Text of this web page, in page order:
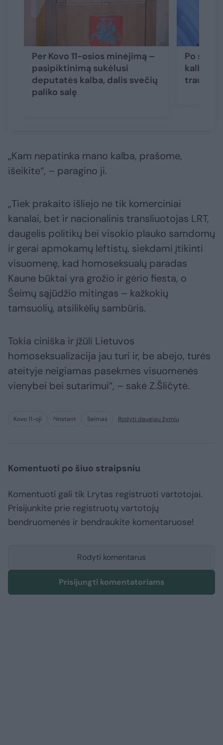
Per Kovo 11-osios minėjimą –
pasipiktinimą sukėlusi
deputatės kalba, dalis svečių
paliko salę
Po
kalbos
„Kam nepatinka mano kalba, prašome,
išeikite“, – paragino ji.
„Tiek prakaito išliejo ne tik komerciniai
kanalai, bet ir nacionalinis transliuotojas LRT,
daugelis politikų bei visokio plauko samdomų
ir gerai apmokamų leftistų, siekdami įtikinti
visuomenę, kad homoseksualų paradas
Kaune būktai yra grožio ir gėrio fiesta, o
Šeimų sąjūdžio mitingas – kažkokių
tamsuolių, atsilikėlių sambūris.
Tokia ciniška ir įžūli Lietuvos
homoseksualizacija jau turi ir, be abejo, turės
ateityje neigiamas pasekmes visuomenės
vienybei bei sutarimui“, – sakė Z.Šličytė.
Kovo 11-oji ^Instant Seimas Rodyti daugiau žymių
Komentuoti po šiuo straipsniu
Komentuoti gali tik Lrytas registruoti vartotojai.
Prisijunkite prie registruotų vartotojų
bendruomenės ir bendraukite komentaruose!
Rodyti komentarus
Prisijungti komentatoriams